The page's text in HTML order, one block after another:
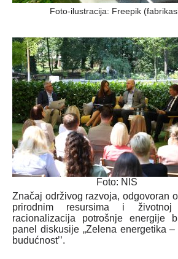
Foto-ilustracija: Freepik
Foto: NIS
Značaj održivog razvoja, odgovoran
prirodnim resursima i
racionalizacija potrošnje energije
panel diskusije „Zelena energetika
budućnost’’.